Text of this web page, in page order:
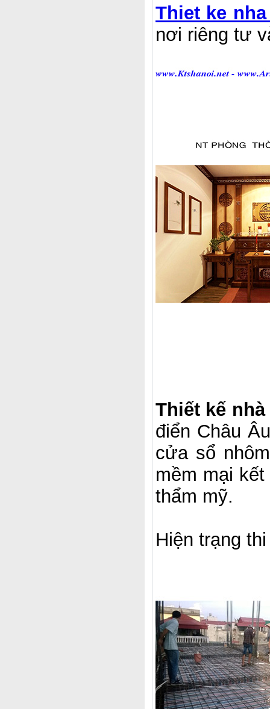
Thiet ke
nơi riêng tư
Thiết kế
điển Châu
cửa sổ
mềm mại
thẩm mỹ.
Hiện trạng